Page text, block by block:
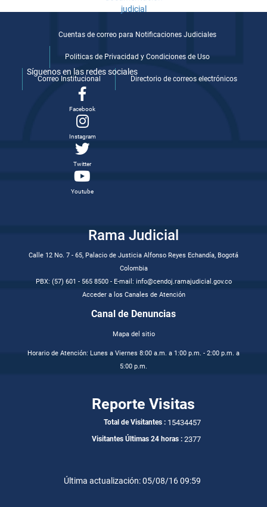
Cuentas de correo para Notificaciones Judiciales
Politicas de Privacidad y Condiciones de Uso
Correo Institucional Directorio de correos electrónicos
Síguenos en las redes sociales
Facebook
Instagram
Twitter
Youtube
Rama Judicial
Calle 12 No. 7 - 65, Palacio de Justicia Alfonso Reyes Echandía, Bogotá
Colombia
PBX: (57) 601 - 565 8500 - E-mail: info@cendoj.ramajudicial.gov.co
Acceder a los Canales de Atención
Canal de Denuncias
Mapa del sitio
Horario de Atención: Lunes a Viernes 8:00 a.m. a 1:00 p.m. - 2:00 p.m. a
5:00 p.m.
Reporte Visitas
Total de Visitantes : 15434457
Visitantes Últimas 24 horas : 2377
Última actualización: 05/08/16 09:59